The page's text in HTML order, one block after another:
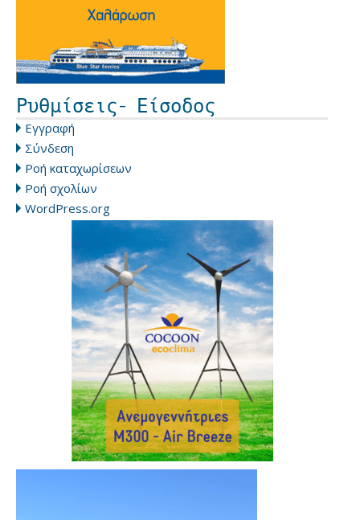
Ρυθμίσεις- Είσοδος
Εγγραφή
Σύνδεση
Ροή καταχωρίσεων
Ροή σχολίων
WordPress.org